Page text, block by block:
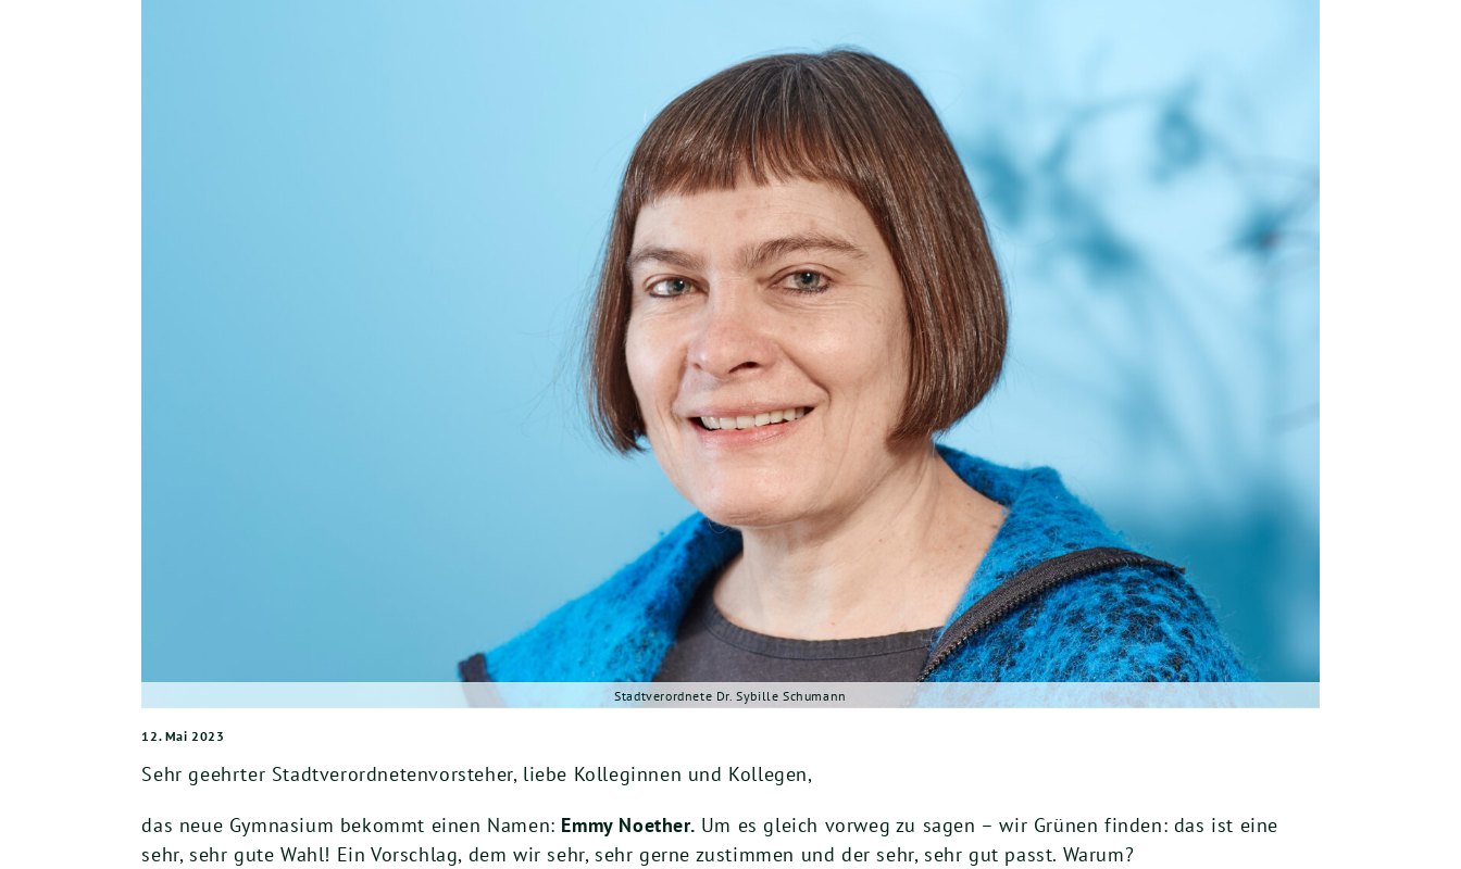
Stadtverordnete Dr. Sybille Schumann
12. Mai 2023
Sehr geehrter Stadtverordnetenvorsteher, liebe Kolleginnen und Kollegen,
das neue Gymnasium bekommt einen Namen: Emmy Noether. Um es gleich vorweg zu sagen – wir Grünen finden: das ist eine
sehr, sehr gute Wahl! Ein Vorschlag, dem wir sehr, sehr gerne zustimmen und der sehr, sehr gut passt. Warum?